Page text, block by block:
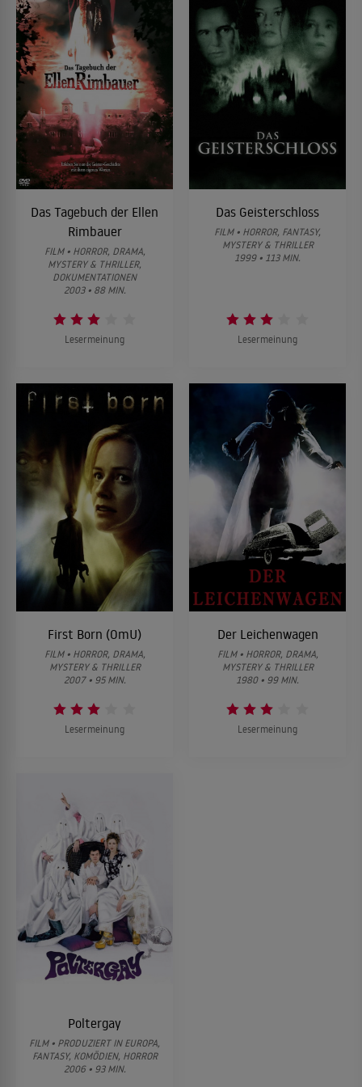
Das Tagebuch der Ellen
Rimbauer
FILM • HORROR, DRAMA,
MYSTERY & THRILLER,
DOKUMENTATIONEN
2003 • 88 MIN.
Lesermeinung
Das Geisterschloss
FILM • HORROR, FANTASY,
MYSTERY & THRILLER
1999 • 113 MIN.
Lesermeinung
First Born (OmU)
FILM • HORROR, DRAMA,
MYSTERY & THRILLER
2007 • 95 MIN.
Lesermeinung
Der Leichenwagen
FILM • HORROR, DRAMA,
MYSTERY & THRILLER
1980 • 99 MIN.
Lesermeinung
Poltergay
FILM • PRODUZIERT IN EUROPA,
FANTASY, KOMÖDIEN, HORROR
2006 • 93 MIN.